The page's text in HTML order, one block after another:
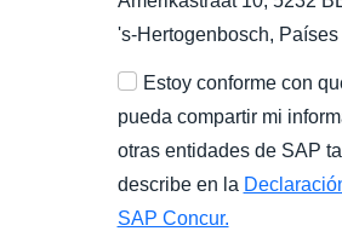
's-Hertogenbosch,
Estoy conforme con
pueda compartir mi
otras entidades de SAP
describe en la
SAP Concur.